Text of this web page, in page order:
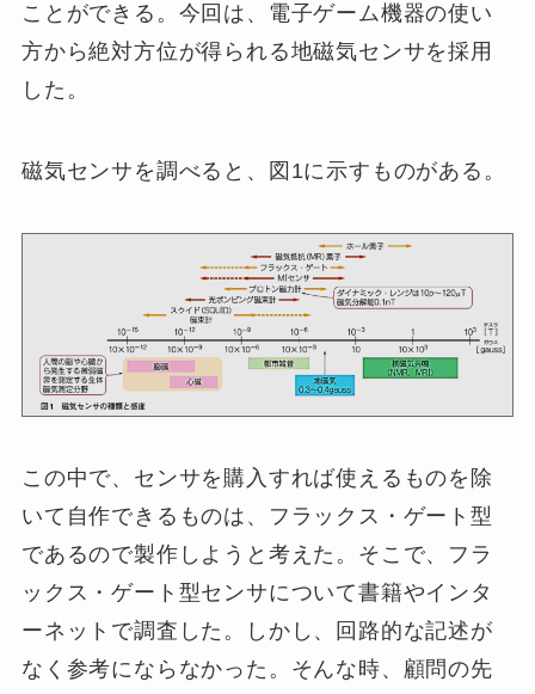
ことができる。今回は、電子ゲーム機器の使い
方から絶対方位が得られる地磁気センサを採用
した。
磁気センサを調べると、図1に示すものがある。
この中で、センサを購入すれば使えるものを除
いて自作できるものは、フラックス・ゲート型
であるので製作しようと考えた。そこで、フラ
ックス・ゲート型センサについて書籍やインタ
ーネットで調査した。しかし、回路的な記述が
なく参考にならなかった。そんな時、顧問の先